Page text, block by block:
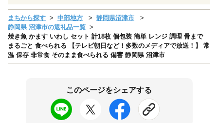
まちから探す 中部地方
静岡県沼津市
静岡県 沼津市の返礼品一覧
焼き魚 かます いわし セット 計18枚 個包装 簡単 レンジ 調理 骨まで
まるごと 食べられる 【テレビ朝日など！多数のメディアで放送！】 常
温 保存 非常食 そのまま食べられる 備蓄 静岡県 沼津市
このページをシェアする